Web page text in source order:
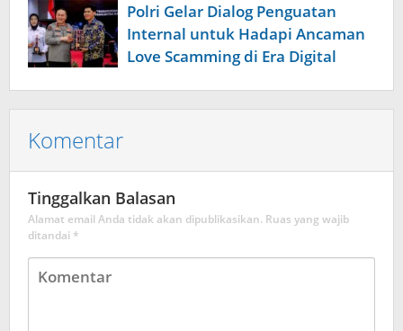
Polri Gelar Dialog Penguatan
Internal untuk Hadapi Ancaman
Love Scamming di Era Digital
Komentar
Tinggalkan Balasan
Alamat email Anda tidak akan dipublikasikan. Ruas yang wajib
ditandai *